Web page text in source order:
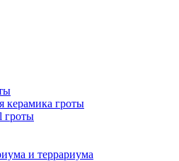
керамика гроты
гроты
и террариума